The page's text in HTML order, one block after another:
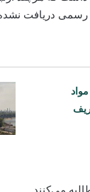
رسمی دریافت